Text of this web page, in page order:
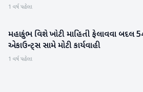
1 વર્ષ પહેલા
મહાકુંભ
મહાકુંભ વિશે ખોટી માહિતી ફેલાવવા બદલ
એકાઉન્ટ્સ સામે મોટી કાર્યવાહી
1 વર્ષ પહેલા